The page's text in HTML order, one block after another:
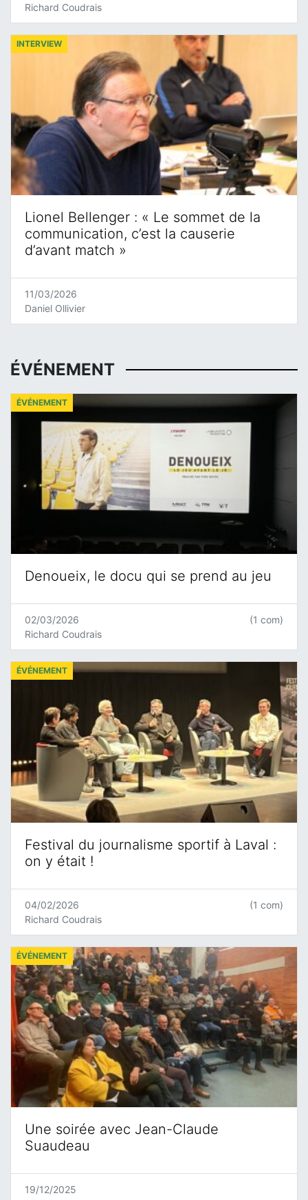
Richard Coudrais
Lionel Bellenger : « Le sommet de la
communication, c’est la causerie
d’avant match »
INTERVIEW
11/03/2026
Daniel Ollivier
ÉVÉNEMENT
Denoueix, le docu qui se prend au jeu
ÉVÉNEMENT
02/03/2026
Richard Coudrais
(1 com)
Festival du journalisme sportif à Laval :
on y était !
ÉVÉNEMENT
04/02/2026
Richard Coudrais
(1 com)
Une soirée avec Jean-Claude
Suaudeau
ÉVÉNEMENT
19/12/2025